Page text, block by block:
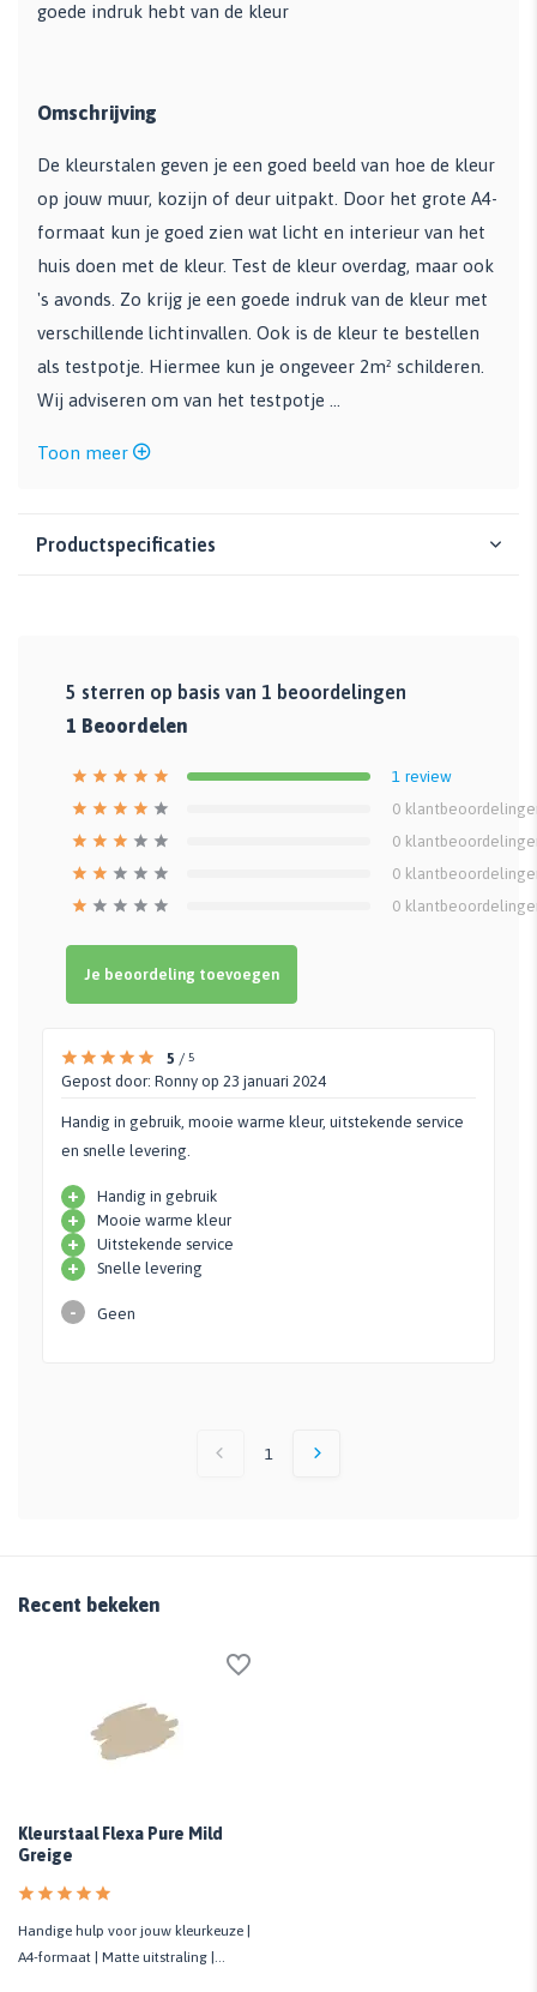
goede indruk hebt van de kleur
Omschrijving
De kleurstalen geven je een goed beeld van hoe de kleur
op jouw muur, kozijn of deur uitpakt. Door het grote A4-
formaat kun je goed zien wat licht en interieur van het
huis doen met de kleur. Test de kleur overdag, maar ook
's avonds. Zo krijg je een goede indruk van de kleur met
verschillende lichtinvallen. Ook is de kleur te bestellen
als testpotje. Hiermee kun je ongeveer 2m² schilderen.
Wij adviseren om van het testpotje ...
Toon meer
Productspecificaties
5 sterren op basis van 1 beoordelingen
1 Beoordelen
1 review
0
0
0
0
Je beoordeling toevoegen
5 / 5
Gepost door: Ronny op 23 januari 2024
Handig in gebruik, mooie warme kleur, uitstekende service
en snelle levering.
+ Handig in gebruik
+ Mooie warme kleur
+ Uitstekende service
+ Snelle levering
- Geen
1
Recent bekeken
Kleurstaal Flexa Pure Mild
Greige
Handige hulp voor jouw kleurkeuze |
A4-formaat | Matte uitstraling |